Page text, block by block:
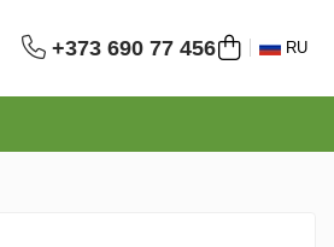
+373 690 77 456 RU